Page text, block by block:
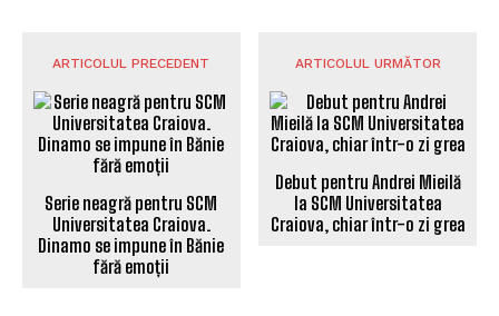
ARTICOLUL PRECEDENT
Serie neagră pentru SCM
Universitatea Craiova.
Dinamo se impune în Bănie
fără emoții
ARTICOLUL URMĂTOR
Debut pentru Andrei Mieilă
la SCM Universitatea
Craiova, chiar într-o zi grea